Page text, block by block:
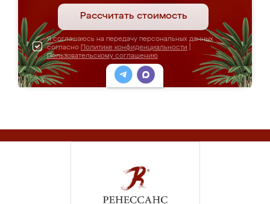
Рассчитать стоимость
Я соглашаюсь на передачу персональных данных
согласно Политике конфиденциальности
Пользовательскому соглашению